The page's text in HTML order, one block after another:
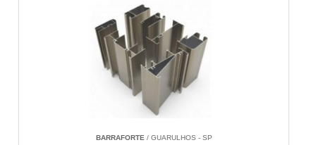
BARRAFORTE / GUARULHOS - SP